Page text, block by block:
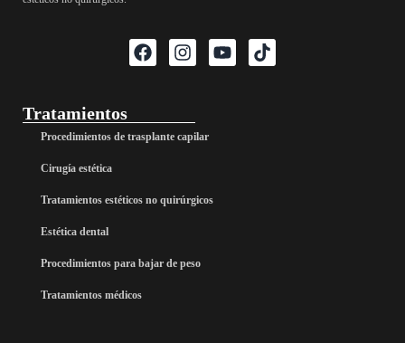
Tratamientos
Procedimientos de trasplante capilar
Cirugía estética
Tratamientos estéticos no quirúrgicos
Estética dental
Procedimientos para bajar de peso
Tratamientos médicos